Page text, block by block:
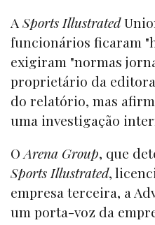
ASports Illustrated
funcionários ficaram
exigiram "normas
proprietário da
do relatório, mas
uma investigação
OArena Group, que
Sports Illustrated,
empresa terceira, a
um porta-voz da